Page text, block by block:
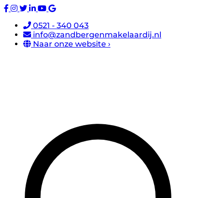
0521 - 340 043
info@zandbergenmakelaardij.nl
Naar onze website ›